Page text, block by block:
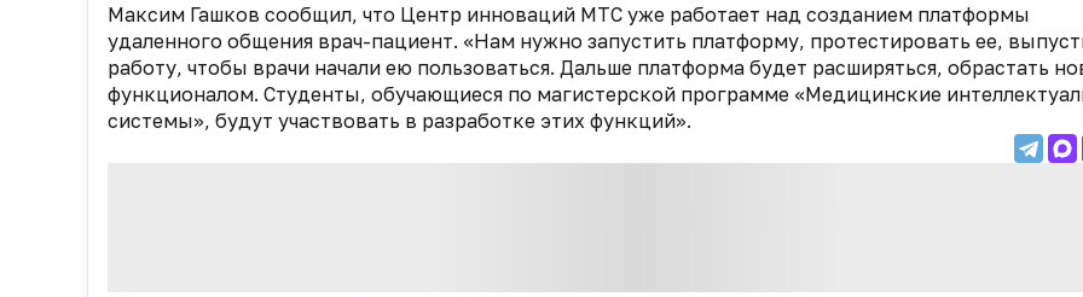
Максим Гашков сообщил, что Центр инноваций МТС уже работает над созданием платформы
удаленного общения врач-пациент. «Нам нужно запустить платформу, протестировать ее,
работу, чтобы врачи начали ею пользоваться. Дальше платформа будет расширяться, обрастать
функционалом. Студенты, обучающиеся по магистерской программе «Медицинские
системы», будут участвовать в разработке этих функций».